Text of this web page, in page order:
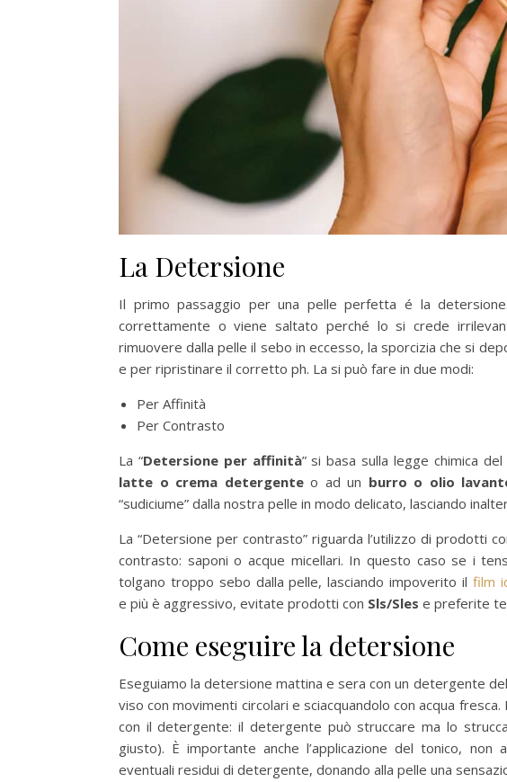
La Detersione
Il primo passaggio per una pelle perfetta é la
correttamente o viene saltato perché lo si crede
rimuovere dalla pelle il sebo in eccesso, la sporcizia che si
e per ripristinare il corretto ph. La si può fare in due modi:
Per Affinità
Per Contrasto
La “Detersione per affinità” si basa sulla legge chimica del
latte o crema detergenteo ad un burro o olio
“sudiciume” dalla nostra pelle in modo delicato, lasciando
La “Detersione per contrasto” riguarda l’utilizzo di prodotti
contrasto: saponi o acque micellari. In questo caso se i
tolgano troppo sebo dalla pelle, lasciando impoverito il film
e più è aggressivo, evitate prodotti con Sls/Sles e preferite
Come eseguire la detersione
Eseguiamo la detersione mattina e sera con un detergente
viso con movimenti circolari e sciacquandolo con acqua
con il detergente: il detergente può struccare ma lo
giusto). È importante anche l’applicazione del tonico, non
eventuali residui di detergente, donando alla pelle una